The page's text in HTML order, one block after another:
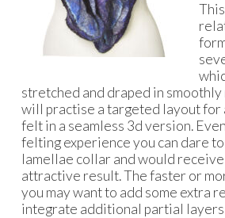
stretched and draped in
will practise a targeted layout for
felt in a seamless 3d version.
felting experience you can dare to
lamellae collar and would
attractive result. The faster or
you may want to add some extra
integrate additional partial